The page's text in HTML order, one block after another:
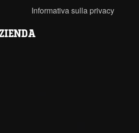
Informativa sulla privacy